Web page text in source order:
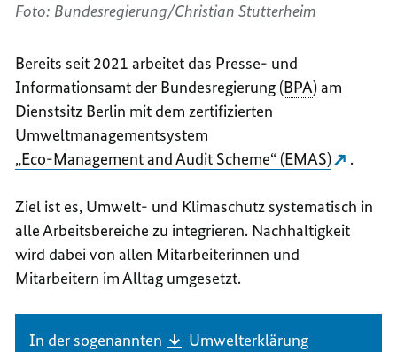
Foto: Bundesregierung/Christian Stutterheim
Bereits seit 2021 arbeitet das Presse- und
Informationsamt der Bundesregierung (BPA) am
Dienstsitz Berlin mit dem zertifizierten
Umweltmanagementsystem
„Eco-Management and Audit Scheme“ (EMAS)
.
Ziel ist es, Umwelt- und Klimaschutz systematisch in
alle Arbeitsbereiche zu integrieren. Nachhaltigkeit
wird dabei von allen Mitarbeiterinnen und
Mitarbeitern im Alltag umgesetzt.
In der sogenannten
Umwelterklärung